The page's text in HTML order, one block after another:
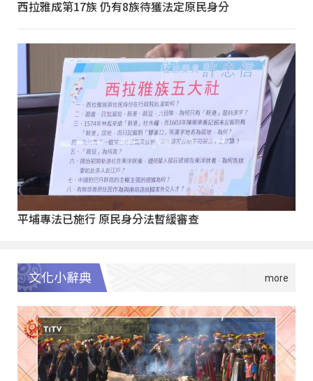
西拉雅成第17族 仍有8族待獲法定原民身分
平埔專法已施行 原民身分法暫緩審查
文化小辭典